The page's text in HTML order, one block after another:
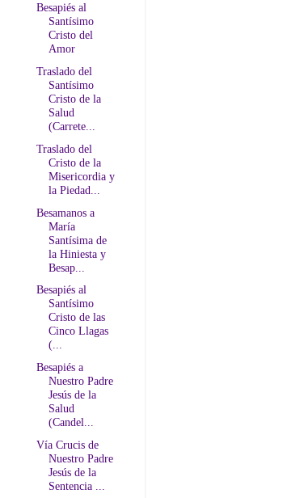
Besapiés al
Santísimo
Cristo del
Amor
Traslado del
Santísimo
Cristo de la
Salud
(Carrete...
Traslado del
Cristo de la
Misericordia y
la Piedad...
Besamanos a
María
Santísima de
la Hiniesta y
Besap...
Besapiés al
Santísimo
Cristo de las
Cinco Llagas
(...
Besapiés a
Nuestro Padre
Jesús de la
Salud
(Candel...
Vía Crucis de
Nuestro Padre
Jesús de la
Sentencia ...